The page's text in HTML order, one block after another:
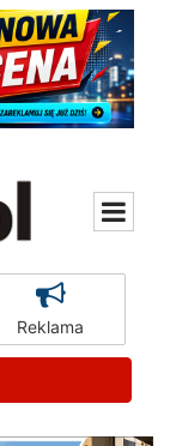
Reklama